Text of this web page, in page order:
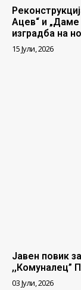
Ацев“ и „Даме
изградба на
15 Јули, 2026
Јавен повик
,,Комуналец”
03 Јули, 2026